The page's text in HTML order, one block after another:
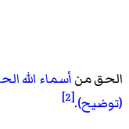
الحق منأسماء الله
(توضيح).
[2]